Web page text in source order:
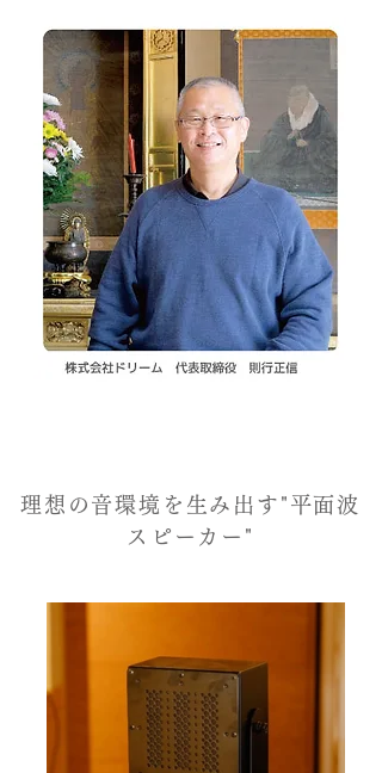
理想の音環境を生み出す"平面波
スピーカー"